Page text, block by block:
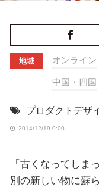
地域 オンライン
中国・四国
プロダクトデザ
2014/12/19 0:00
「古くなってしま
別の新しい物に蘇